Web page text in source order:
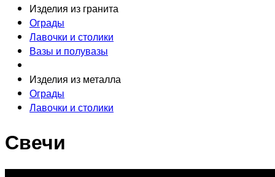
Изделия из гранита
Ограды
Лавочки и столики
Вазы и полувазы
Изделия из металла
Ограды
Лавочки и столики
Свечи